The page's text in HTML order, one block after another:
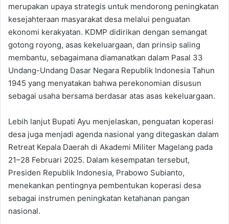
merupakan upaya strategis untuk mendorong peningkatan
kesejahteraan masyarakat desa melalui penguatan
ekonomi kerakyatan. KDMP didirikan dengan semangat
gotong royong, asas kekeluargaan, dan prinsip saling
membantu, sebagaimana diamanatkan dalam Pasal 33
Undang-Undang Dasar Negara Republik Indonesia Tahun
1945 yang menyatakan bahwa perekonomian disusun
sebagai usaha bersama berdasar atas asas kekeluargaan.
Lebih lanjut Bupati Ayu menjelaskan, penguatan koperasi
desa juga menjadi agenda nasional yang ditegaskan dalam
Retreat Kepala Daerah di Akademi Militer Magelang pada
21–28 Februari 2025. Dalam kesempatan tersebut,
Presiden Republik Indonesia, Prabowo Subianto,
menekankan pentingnya pembentukan koperasi desa
sebagai instrumen peningkatan ketahanan pangan
nasional.